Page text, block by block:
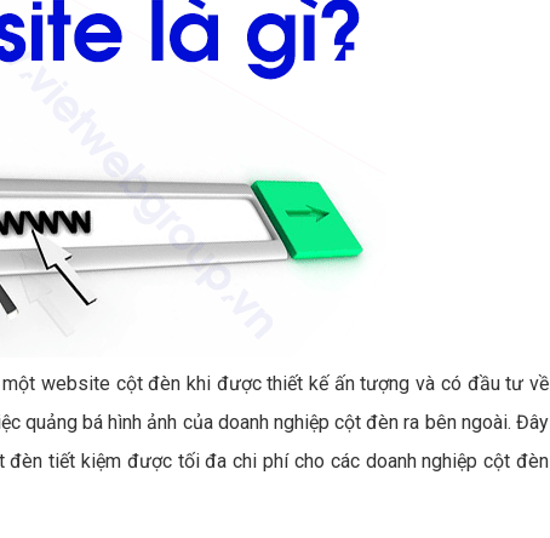
website cột đèn khi được thiết kế ấn tượng và có đầu tư về
quảng bá hình ảnh của doanh nghiệp cột đèn ra bên ngoài. Đây
tiết kiệm được tối đa chi phí cho các doanh nghiệp cột đèn